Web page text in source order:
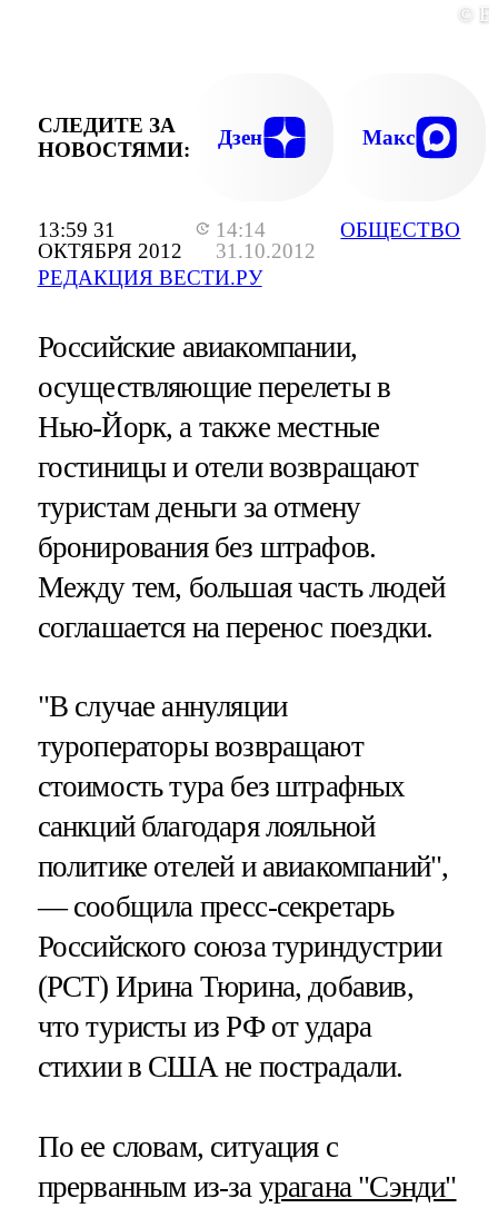
13:59 31
ОКТЯБРЯ 2012
14:14
31.10.2012
РЕДАКЦИЯ ВЕСТИ.РУ
ОБЩЕСТВО
©
СЛЕДИТЕ ЗА
НОВОСТЯМИ:
Дзен Макс
Российские авиакомпании,
осуществляющие перелеты в
Нью-Йорк, а также местные
гостиницы и отели возвращают
туристам деньги за отмену
бронирования без штрафов.
Между тем, большая часть людей
соглашается на перенос поездки.
"В случае аннуляции
туроператоры возвращают
стоимость тура без штрафных
санкций благодаря лояльной
политике отелей и авиакомпаний",
— сообщила пресс-секретарь
Российского союза туриндустрии
(РСТ) Ирина Тюрина, добавив,
что туристы из РФ от удара
стихии в США не пострадали.
По ее словам, ситуация с
прерванным из-за урагана "Сэнди"